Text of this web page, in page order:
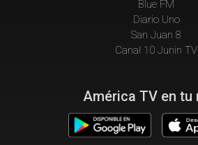
Blue FM
Diario Uno
San Juan 8
Canal 10 Junin TV
América TV en tu